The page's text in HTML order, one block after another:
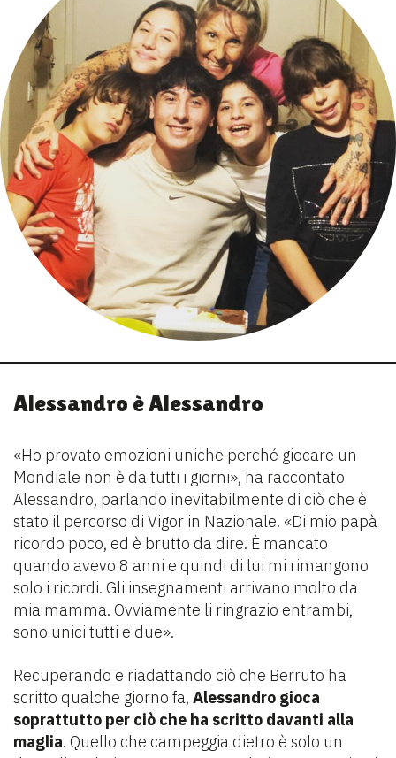
Alessandro è Alessandro
«Ho provato emozioni uniche perché giocare un
Mondiale non è da tutti i giorni», ha raccontato
Alessandro, parlando inevitabilmente di ciò che è
stato il percorso di Vigor in Nazionale. «Di mio papà
ricordo poco, ed è brutto da dire. È mancato
quando avevo 8 anni e quindi di lui mi rimangono
solo i ricordi. Gli insegnamenti arrivano molto da
mia mamma. Ovviamente li ringrazio entrambi,
sono unici tutti e due».
Recuperando e riadattando ciò che Berruto ha
scritto qualche giorno fa, Alessandro gioca
soprattutto per ciò che ha scritto davanti alla
maglia. Quello che campeggia dietro è solo un